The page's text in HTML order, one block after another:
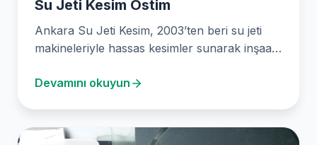
Su Jeti Kesim Ostim
Ankara Su Jeti Kesim, 2003’ten beri su jeti
makineleriyle hassas kesimler sunarak inşaat
Devamını okuyun